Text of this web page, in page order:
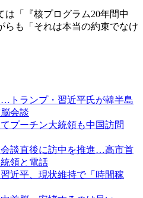
は「『核プログラム20年間中
らも「それは本当の約束でなけ
トランプ・習近平氏が韓半島
会談
プーチン大統領も中国訪問
談直後に訪中を推進…高市首
領と電話
近平、現状維持で「時間稼